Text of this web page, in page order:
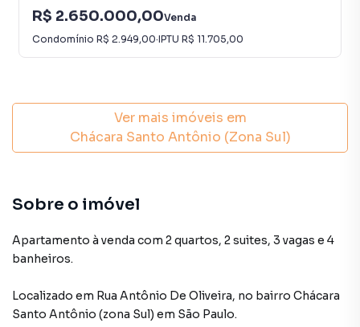
R$ 2.650.000,00Venda
Condomínio R$ 2.949,00·IPTU R$ 11.705,00
Ver mais imóveis em
Chácara Santo Antônio (Zona Sul)
Sobre o imóvel
Apartamento à venda com 2 quartos, 2 suites, 3 vagas e 4
banheiros.
Localizado em Rua Antônio De Oliveira, no bairro Chácara
Santo Antônio (zona Sul) em São Paulo.